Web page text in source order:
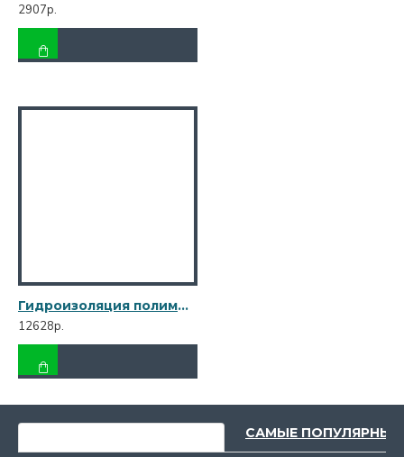
2907р.
Гидроизоляция полимерная Vetonit Weber.tec 822 серая 24 кг
12628р.
САМЫЕ ПОПУЛЯРНЫЕ